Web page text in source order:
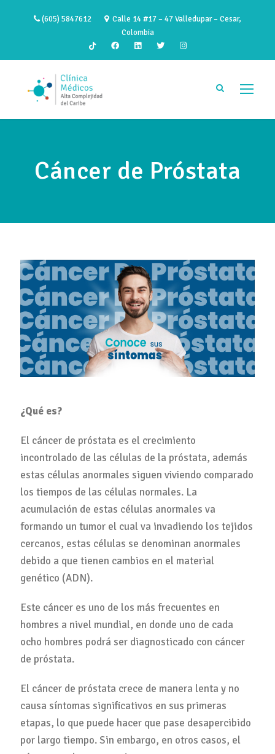
(605) 5847612
Calle 14 #17 – 47 Valledupar – Cesar,
Colombia
Cáncer de Próstata
¿Qué es?
El cáncer de próstata es el crecimiento
incontrolado de las células de la próstata, además
estas células anormales siguen viviendo comparado
los tiempos de las células normales. La
acumulación de estas células anormales va
formando un tumor el cual va invadiendo los tejidos
cercanos, estas células se denominan anormales
debido a que tienen cambios en el material
genético (ADN).
Este cáncer es uno de los más frecuentes en
hombres a nivel mundial, en donde uno de cada
ocho hombres podrá ser diagnosticado con cáncer
de próstata.
El cáncer de próstata crece de manera lenta y no
causa síntomas significativos en sus primeras
etapas, lo que puede hacer que pase desapercibido
por largo tiempo. Sin embargo, en otros casos, el